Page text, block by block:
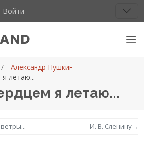
Войти
Александр Пушкин
летаю...
я летаю...
И. В. Сленину→